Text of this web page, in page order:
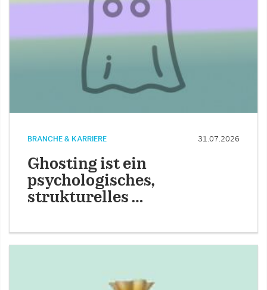
BRANCHE & KARRIERE 31.07.2026
Ghosting ist ein
psychologisches,
strukturelles …